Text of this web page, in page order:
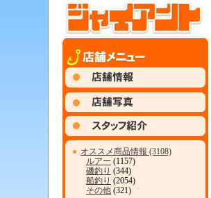
● オススメ商品情報 (3108)
ルアー (1157)
磯釣り (344)
船釣り (2054)
その他 (321)